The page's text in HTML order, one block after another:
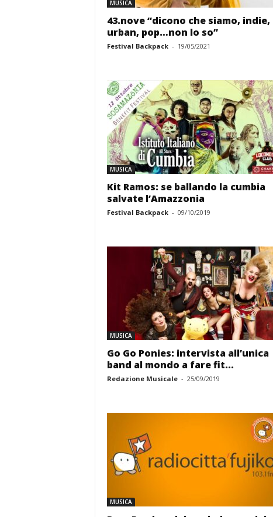
MUSICA
43.nove “dicono che siamo, indie,
urban, pop…non lo so”
Festival Backpack - 19/05/2021
MUSICA
Kit Ramos: se ballando la cumbia
salvate l’Amazzonia
Festival Backpack - 09/10/2019
MUSICA
Go Go Ponies: intervista all’unica
band al mondo a fare fit...
Redazione Musicale - 25/09/2019
MUSICA